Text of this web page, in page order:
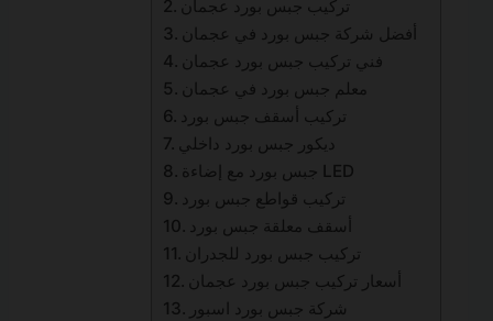
تركيب جبس بورد عجمان
أفضل شركة جبس بورد في عجمان
فني تركيب جبس بورد عجمان
معلم جبس بورد في عجمان
تركيب أسقف جبس بورد
ديكور جبس بورد داخلي
جبس بورد مع إضاءة LED
تركيب قواطع جبس بورد
أسقف معلقة جبس بورد
تركيب جبس بورد للجدران
أسعار تركيب جبس بورد عجمان
شركة جبس بورد اسبور